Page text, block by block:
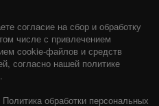
согласие на сбор и обработку
числе с привлечением
cookie-файлов и средств
согласно нашей политике
Политика обработки персональных